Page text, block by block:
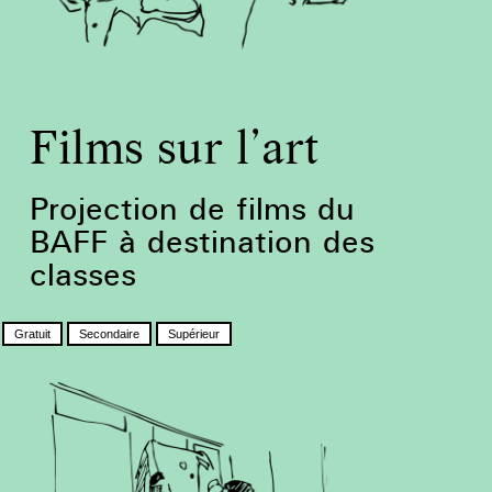
Films sur l’art
Projection de films du
BAFF à destination des
classes
Gratuit Secondaire Supérieur